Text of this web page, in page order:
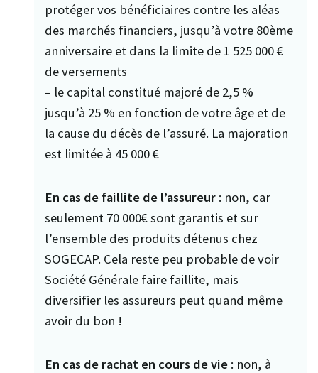
protéger vos bénéficiaires contre les aléas
des marchés financiers, jusqu’à votre 80ème
anniversaire et dans la limite de 1 525 000 €
de versements
– le capital constitué majoré de 2,5 %
jusqu’à 25 % en fonction de votre âge et de
la cause du décès de l’assuré. La majoration
est limitée à 45 000 €
En cas de faillite de l’assureur : non, car
seulement 70 000€ sont garantis et sur
l’ensemble des produits détenus chez
SOGECAP. Cela reste peu probable de voir
Société Générale faire faillite, mais
diversifier les assureurs peut quand même
avoir du bon !
En cas de rachat en cours de vie : non, à